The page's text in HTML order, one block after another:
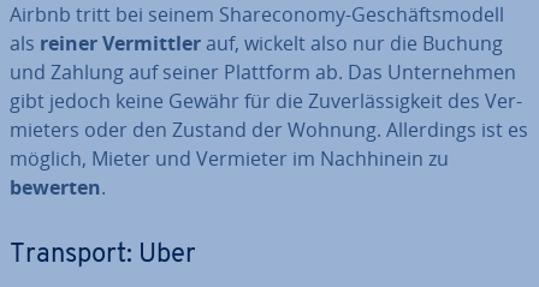
Airbnb tritt bei seinem Share­co­no­my-Ge­schäfts­mo­dell
als reiner Ver­mitt­lerauf, wickelt also nur die Buchung
und Zahlung auf seiner Plattform ab. Das Un­ter­neh­men
gibt jedoch keine Gewähr für die Zu­ver­läs­sig­keit des Ver­
mie­ters oder den Zustand der Wohnung. Al­ler­dings ist es
möglich, Mieter und Vermieter im Nach­hin­ein zu
bewerten.
Transport: Uber